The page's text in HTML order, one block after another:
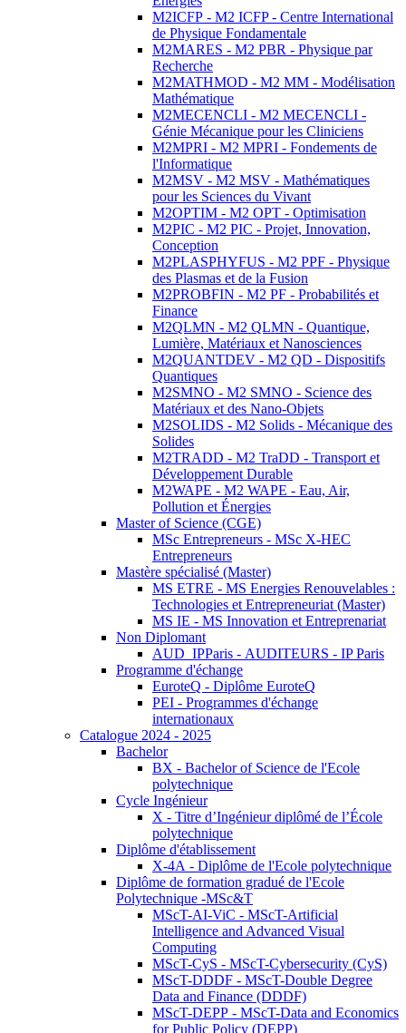
M2ICFP - M2 ICFP - Centre International
de Physique Fondamentale
M2MARES - M2 PBR - Physique par
Recherche
M2MATHMOD - M2 MM - Modélisation
Mathématique
M2MECENCLI - M2 MECENCLI -
Génie Mécanique pour les Cliniciens
M2MPRI - M2 MPRI - Fondements de
l'Informatique
M2MSV - M2 MSV - Mathématiques
pour les Sciences du Vivant
M2OPTIM - M2 OPT - Optimisation
M2PIC - M2 PIC - Projet, Innovation,
Conception
M2PLASPHYFUS - M2 PPF - Physique
des Plasmas et de la Fusion
M2PROBFIN - M2 PF - Probabilités et
Finance
M2QLMN - M2 QLMN - Quantique,
Lumière, Matériaux et Nanosciences
M2QUANTDEV - M2 QD - Dispositifs
Quantiques
M2SMNO - M2 SMNO - Science des
Matériaux et des Nano-Objets
M2SOLIDS - M2 Solids - Mécanique des
Solides
M2TRADD - M2 TraDD - Transport et
Développement Durable
M2WAPE - M2 WAPE - Eau, Air,
Pollution et Énergies
Master of Science (CGE)
MSc Entrepreneurs - MSc X-HEC
Entrepreneurs
Mastère spécialisé (Master)
MS ETRE - MS Energies Renouvelables :
Technologies et Entrepreneuriat (Master)
MS IE - MS Innovation et Entreprenariat
Non Diplomant
AUD_IPParis - AUDITEURS - IP Paris
Programme d'échange
EuroteQ - Diplôme EuroteQ
PEI - Programmes d'échange
internationaux
Catalogue 2024 - 2025
Bachelor
BX - Bachelor of Science de l'Ecole
polytechnique
Cycle Ingénieur
X - Titre d’Ingénieur diplômé de l’École
polytechnique
Diplôme d'établissement
X-4A - Diplôme de l'Ecole polytechnique
Diplôme de formation gradué de l'Ecole
Polytechnique -MSc&T
MScT-AI-ViC - MScT-Artificial
Intelligence and Advanced Visual
Computing
MScT-CyS - MScT-Cybersecurity (CyS)
MScT-DDDF - MScT-Double Degree
Data and Finance (DDDF)
MScT-DEPP - MScT-Data and Economics
for Public Policy (DEPP)